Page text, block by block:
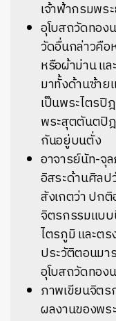
เจ้าฟ้ากรมพร
อุโบสถวัดทอ
วัดอื่นกล่าวคือ
หรือผ้าม่าน แ
มาทั้งด้านซ้าย
เป็นพระไตรปิ
พระสุตตันตปิ
กันอยู่บนตั่ง
อาจารย์นัท-จุ
อิสระด้านศิลป
สังเกตว่า ปก
จิตรกรรมแบบ
ไตรภูมิ และต
ประวัติตอนม
อุโบสถวัดทอง
ภาพเขียนจิต
ผลงานของพร